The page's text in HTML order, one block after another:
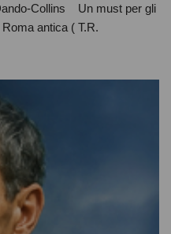
Collins Un must per gli
antica ( T.R.